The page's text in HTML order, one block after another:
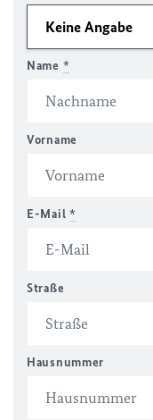
Name *
Vorname
E-Mail *
Straße
Hausnummer